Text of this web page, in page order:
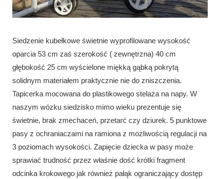
Siedzenie kubełkowe świetnie wyprofilowane wysokość
oparcia 53 cm zaś szerokość ( zewnętrzna) 40 cm
głębokość 25 cm wyścielone miękką gąbką pokrytą
solidnym materiałem praktycznie nie do zniszczenia.
Tapicerka mocowana do plastikowego stelaża na napy. W
naszym wózku siedzisko mimo wieku prezentuje się
świetnie, brak zmechaceń, przetarć czy dziurek. 5 punktowe
pasy z ochraniaczami na ramiona z możliwością regulacji na
3 poziomach wysokości. Zapięcie dziecka w pasy może
sprawiać trudność przez właśnie dość krótki fragment
odcinka krokowego jak również pałąk ograniczający dostęp